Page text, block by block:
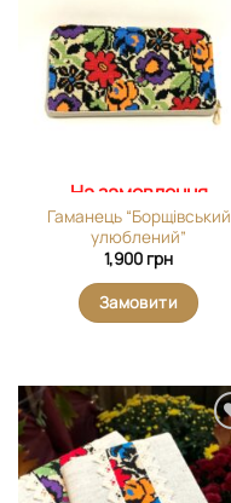
виріб
На замовлення
Гаманець “Борщівський
улюблений”
1,900 грн
Замовити